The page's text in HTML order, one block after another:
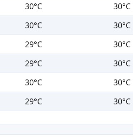
30°C
30°C
30°C
30°C
29°C
30°C
29°C
30°C
30°C
30°C
29°C 30°C